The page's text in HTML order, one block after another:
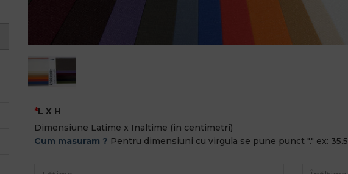
L X H
Dimensiune Latime x Inaltime (in centimetri)
Cum masuram ? Pentru dimensiuni cu virgula se pune punct "." ex: 35.5